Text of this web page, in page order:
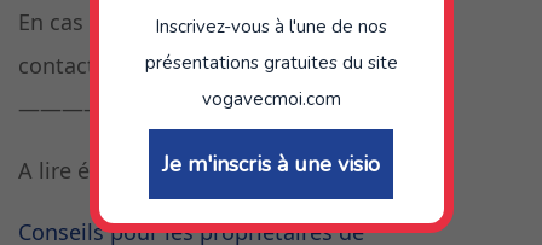
En cas de difficulté, n’hésitez pas à nous
contacter,
en cliquant ici.
———————-
A lire également :
Conseils pour les propriétaires de
Inscrivez-vous à l'une de nos
présentations gratuites du site
vogavecmoi.com
Je m'inscris à une visio